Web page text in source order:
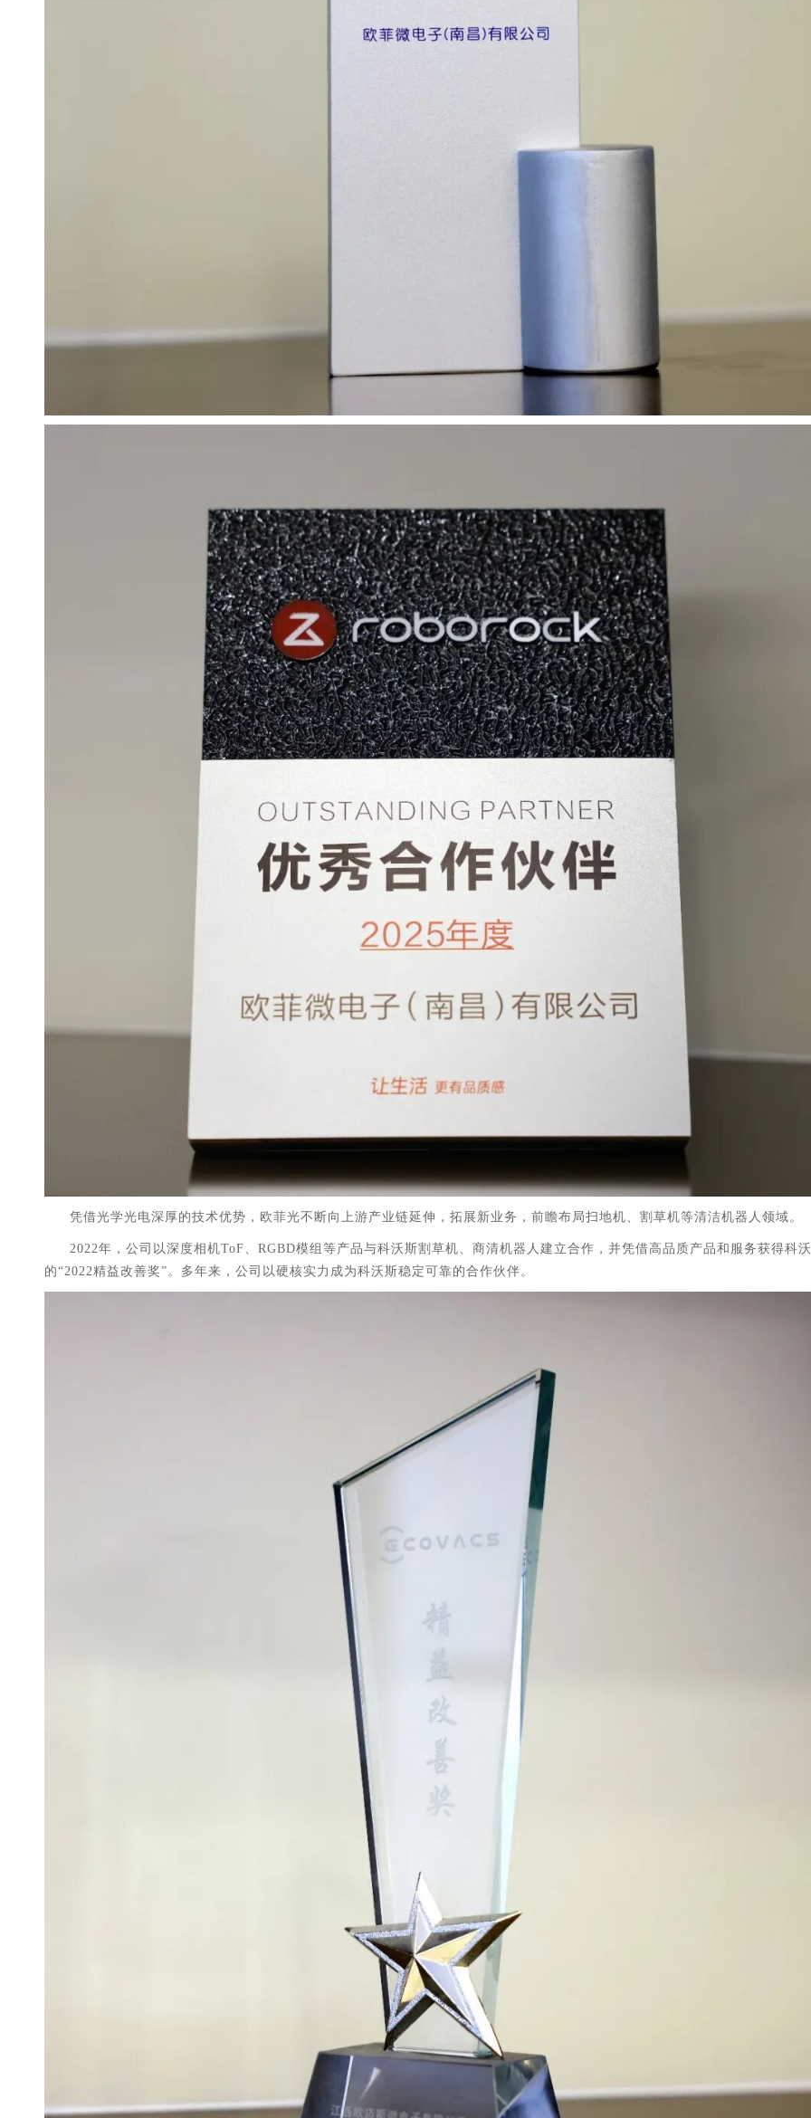
凭借光学光电深厚的技术优势，欧菲光不断向上游产业链延伸，拓展新业务，前瞻布局扫地机、割草机等清洁机器人领域。
2022年，公司以深度相机ToF、RGBD模组等产品与科沃斯割草机、商清机器人建立合作，并凭借高品质产品和服务获得科
的“2022精益改善奖”。多年来，公司以硬核实力成为科沃斯稳定可靠的合作伙伴。